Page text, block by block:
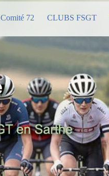
Comité 72 CLUBS FSGT